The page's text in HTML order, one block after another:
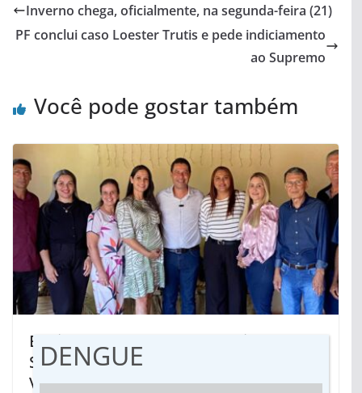
Inverno chega, oficialmente, na segunda-feira (21)
PF conclui caso Loester Trutis e pede indiciamento
ao Supremo
Você pode gostar também
Equipe de trabalho: Cléber Dias da
Silva anuncia secretariado em
Vicentina
DENGUE